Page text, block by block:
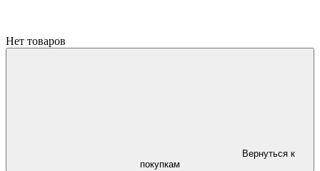
Нет товаров
Вернуться к
покупкам